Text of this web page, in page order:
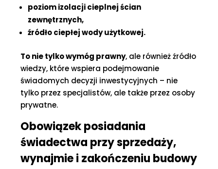
poziom izolacji cieplnej ścian
zewnętrznych,
źródło ciepłej wody użytkowej.
To nie tylko wymóg prawny, ale również źródło
wiedzy, które wspiera podejmowanie
świadomych decyzji inwestycyjnych – nie
tylko przez specjalistów, ale także przez osoby
prywatne.
Obowiązek posiadania
świadectwa przy sprzedaży,
wynajmie i zakończeniu budowy